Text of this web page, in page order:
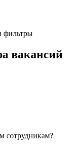
фильтры
вакансий
сотрудникам?